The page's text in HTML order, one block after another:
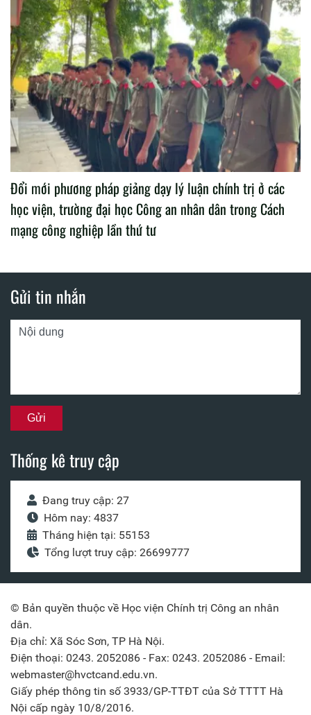
Đổi mới phương pháp giảng dạy lý luận chính trị ở các
học viện, trường đại học Công an nhân dân trong Cách
mạng công nghiệp lần thứ tư
Gửi tin nhắn
Thống kê truy cập
Đang truy cập: 27
Hôm nay: 4837
Tháng hiện tại: 55153
Tổng lượt truy cập: 26699777
© Bản quyền thuộc về Học viện Chính trị Công an nhân
dân.
Địa chỉ: Xã Sóc Sơn, TP Hà Nội.
Điện thoại: 0243. 2052086 - Fax: 0243. 2052086 - Email:
webmaster@hvctcand.edu.vn.
Giấy phép thông tin số 3933/GP-TTĐT của Sở TTTT Hà
Nội cấp ngày 10/8/2016.